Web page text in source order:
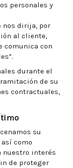
personales y
nos dirija, por
al cliente,
comunica con
durante el
de su
contractuales,
su
como
nuestro interés
de proteger